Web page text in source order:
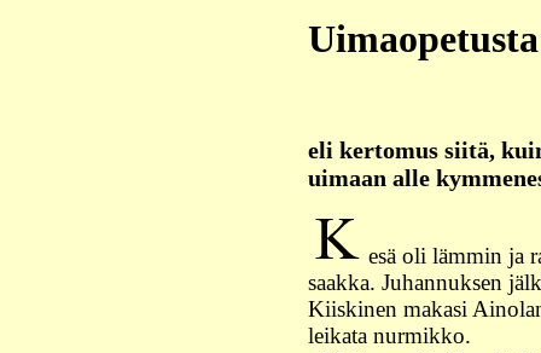
Uimaopetusta
eli kertomus siitä,
uimaan alle
esä oli lämmin ja
saakka. Juhannuksen
Kiiskinen makasi
leikata nurmikko.